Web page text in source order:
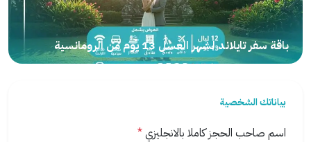
باقة سفر تايلاند لشهر العسل 13 يوم من الرومانسية
بياناتك الشخصية
اسم صاحب الحجز كاملا بالانجليزي*